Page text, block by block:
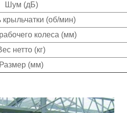
Шум (дБ)
крыльчатки (об/мин)
колеса (мм)
нетто (кг)
Размер (мм)